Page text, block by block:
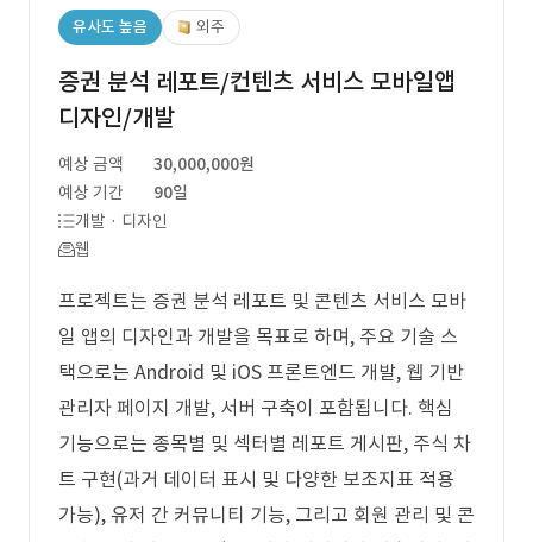
유사도 높음 외주
증권 분석 레포트/컨텐츠 서비스 모바일앱
디자인/개발
예상 금액
30,000,000원
예상 기간
90일
개발 · 디자인
웹
프로젝트는 증권 분석 레포트 및 콘텐츠 서비스 모바
일 앱의 디자인과 개발을 목표로 하며, 주요 기술 스
택으로는 Android 및 iOS 프론트엔드 개발, 웹 기반
관리자 페이지 개발, 서버 구축이 포함됩니다. 핵심
기능으로는 종목별 및 섹터별 레포트 게시판, 주식 차
트 구현(과거 데이터 표시 및 다양한 보조지표 적용
가능), 유저 간 커뮤니티 기능, 그리고 회원 관리 및 콘